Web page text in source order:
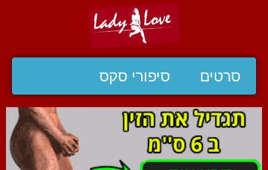
סרטים סיפורי סקס